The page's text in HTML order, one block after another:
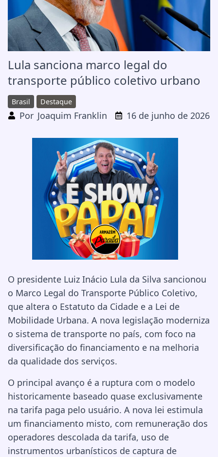
Lula sanciona marco legal do
transporte público coletivo urbano
Brasil Destaque
Por Joaquim Franklin 16 de junho de 2026
O presidente Luiz Inácio Lula da Silva sancionou
o Marco Legal do Transporte Público Coletivo,
que altera o Estatuto da Cidade e a Lei de
Mobilidade Urbana. A nova legislação moderniza
o sistema de transporte no país, com foco na
diversificação do financiamento e na melhoria
da qualidade dos serviços.
O principal avanço é a ruptura com o modelo
historicamente baseado quase exclusivamente
na tarifa paga pelo usuário. A nova lei estimula
um financiamento misto, com remuneração dos
operadores descolada da tarifa, uso de
instrumentos urbanísticos de captura de